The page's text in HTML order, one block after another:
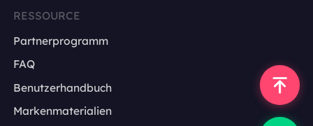
RESSOURCE
Partnerprogramm
FAQ
Benutzerhandbuch
Markenmaterialien